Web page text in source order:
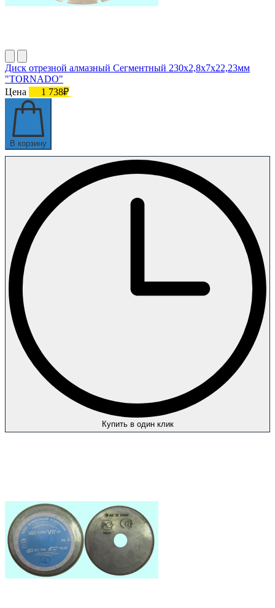
Диск отрезной алмазный Сегментный 230х2,8х7х22,23мм
"TORNADO"
Цена
1 738₽
В корзину
Купить в один клик